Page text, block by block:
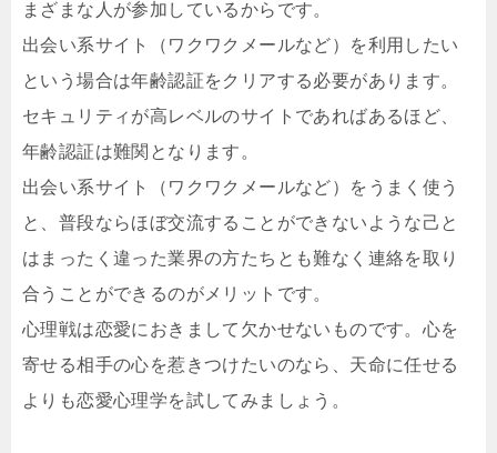
まざまな人が参加しているからです。
出会い系サイト（ワクワクメールなど）を利用したい
という場合は年齢認証をクリアする必要があります。
セキュリティが高レベルのサイトであればあるほど、
年齢認証は難関となります。
出会い系サイト（ワクワクメールなど）をうまく使う
と、普段ならほぼ交流することができないような己と
はまったく違った業界の方たちとも難なく連絡を取り
合うことができるのがメリットです。
心理戦は恋愛におきまして欠かせないものです。心を
寄せる相手の心を惹きつけたいのなら、天命に任せる
よりも恋愛心理学を試してみましょう。